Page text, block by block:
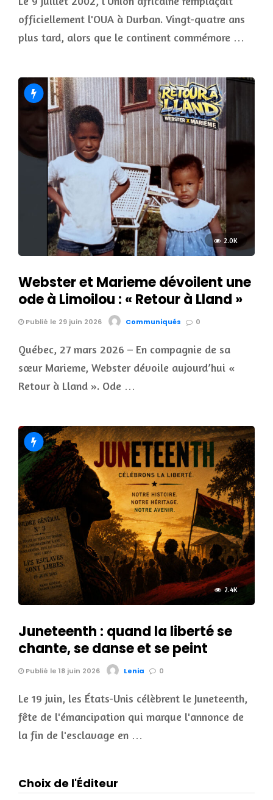
officiellement l'OUA à Durban. Vingt-quatre ans
plus tard, alors que le continent commémore …
2.0K
Webster et Marieme dévoilent une
ode à Limoilou : « Retour à Lland »
Publié le 29 juin 2026 Communiqués 0
Québec, 27 mars 2026 – En compagnie de sa
sœur Marieme, Webster dévoile aujourd’hui «
Retour à Lland ». Ode …
2.4K
Juneteenth : quand la liberté se
chante, se danse et se peint
Publié le 18 juin 2026 Lenia 0
Le 19 juin, les États-Unis célèbrent le Juneteenth,
fête de l'émancipation qui marque l'annonce de
la fin de l'esclavage en …
Choix de l'Éditeur